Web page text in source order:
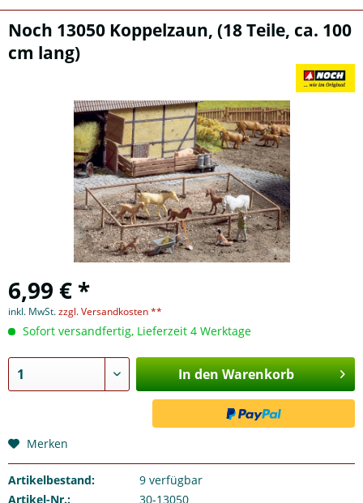
Noch 13050 Koppelzaun, (18 Teile, ca. 100
cm lang)
6,99 € *
inkl. MwSt.zzgl. Versandkosten **
Sofort versandfertig, Lieferzeit 4 Werktage
In den Warenkorb
Merken
Artikelbestand: 9verfügbar
Artikel-Nr.:
30-13050